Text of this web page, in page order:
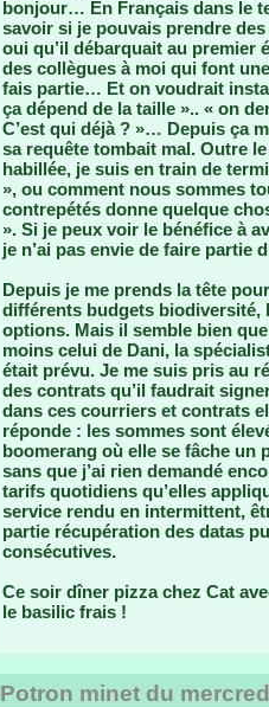
bonjour… En Français dans le
savoir si je pouvais prendre
oui qu’il débarquait au premier
des collègues à moi qui font
fais partie… Et on voudrait
ça dépend de la taille ».. « on
C’est qui déjà ? »… Depuis ça
sa requête tombait mal. Outre
habillée, je suis en train de
», ou comment nous sommes
contrepétés donne quelque
». Si je peux voir le bénéfice à
je n’ai pas envie de faire partie
Depuis je me prends la tête
différents budgets biodiversité,
options. Mais il semble bien
moins celui de Dani, la
était prévu. Je me suis pris au
des contrats qu’il faudrait
dans ces courriers et contrats
réponde : les sommes sont
boomerang où elle se fâche
sans que j’ai rien demandé
tarifs quotidiens qu’elles
service rendu en intermittent,
partie récupération des datas
consécutives.
Ce soir dîner pizza chez Cat
le basilic frais !
Potron minet du